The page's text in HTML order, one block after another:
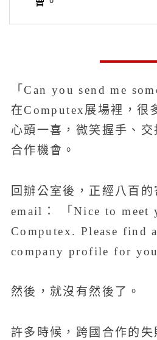
「Can you send me
在Computex展場裡，很
心頭一喜，微笑握手、
合作機會。
回辦公室後，正經八百
email： 「Nice to meet
Computex. Please find
company profile for
然後，就沒有然後了。
許多時候，跨國合作的失